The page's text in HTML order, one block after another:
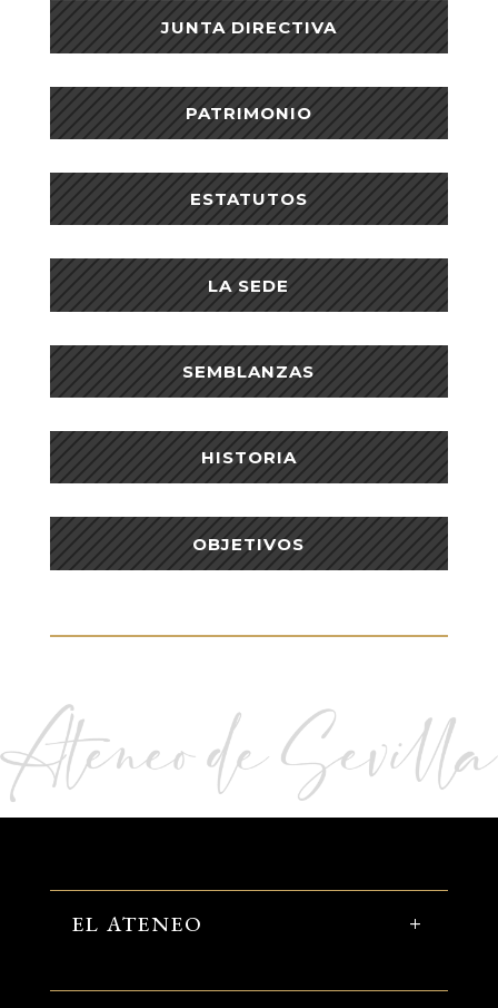
JUNTA DIRECTIVA
PATRIMONIO
ESTATUTOS
LA SEDE
SEMBLANZAS
HISTORIA
OBJETIVOS
EL ATENEO